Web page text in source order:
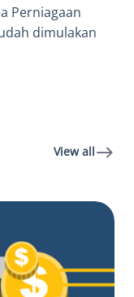
Perniagaan
dimulakan
View all